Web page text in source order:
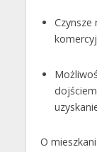
Czynsze
O